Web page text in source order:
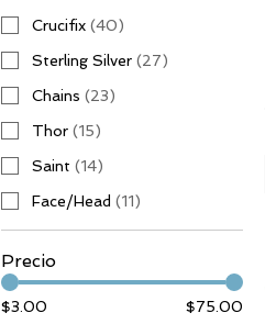
Crucifix (40)
Sterling Silver (27)
Chains (23)
Thor (15)
Saint (14)
Face/Head (11)
Precio
$3.00 $75.00